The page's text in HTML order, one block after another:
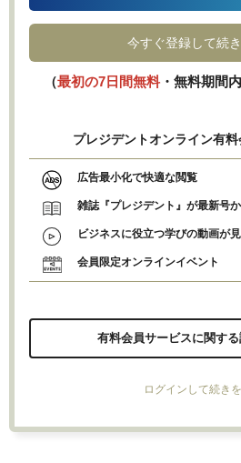
今すぐ登録して続
（最初の7日間無料・無料期間
プレジデントオンライン有
広告最小化で快適な閲覧
雑誌『プレジデント』が最新号
ビジネスに役立つ学びの動画が
会員限定オンラインイベント
有料会員サービスに関す
ログインして続き